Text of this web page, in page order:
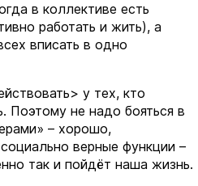
в коллективе есть
работать и жить), а
вписать в одно
у тех, кто
Поэтому не надо бояться в
– хорошо,
верные функции –
так и пойдёт наша жизнь.